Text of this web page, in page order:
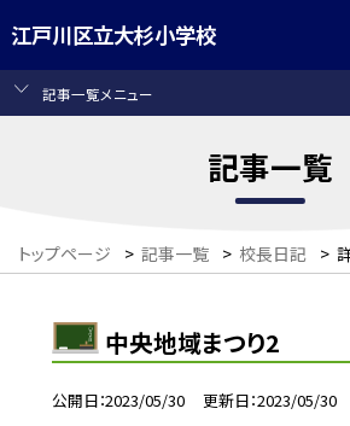
江戸川区立大杉小学校
記事一覧メニュー
記事一覧
トップページ > 記事一覧 > 校長日記 >
中央地域まつり2
公開日 2023/05/30 更新日 2023/05/30